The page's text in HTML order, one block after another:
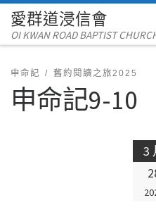
Skip to content
愛群道浸信會
OI KWAN ROAD BAPTIST
申命記 舊約閱讀之旅2025
申命記9-10
3